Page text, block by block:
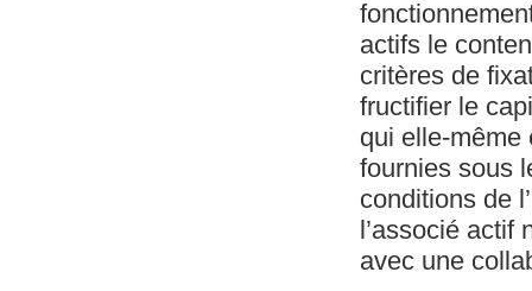
actifs le
critères de
fructifier le
qui elle-même
fournies sous
conditions de
l’associé
avec une